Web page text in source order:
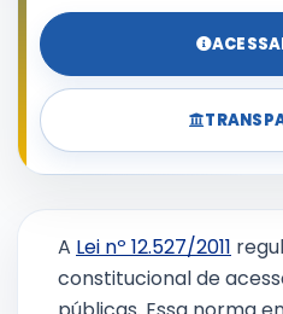
A Lei nº 12.527/2011
constitucional de